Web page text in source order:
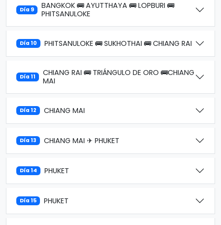
Día 9
BANGKOK 🚌 AYUTTHAYA 🚌 LOPBURI 🚌
PHITSANULOKE
Día 10 PHITSANULOKE 🚌 SUKHOTHAI 🚌 CHIANG RAI
Día 11
CHIANG RAI 🚌 TRIÁNGULO DE ORO 🚌CHIANG
MAI
Día 12 CHIANG MAI
Día 13 CHIANG MAI ✈ PHUKET
Día 14 PHUKET
Día 15 PHUKET